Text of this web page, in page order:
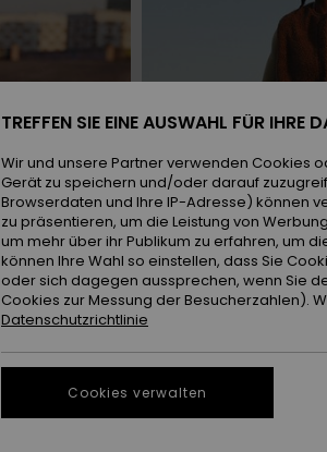
TREFFEN SIE EINE AUSWAHL FÜR IHRE
Wir und unsere Partner verwenden Cookies
Gerät zu speichern und/oder darauf
Browserdaten und Ihre IP-Adresse) können
zu präsentieren, um die Leistung von
um mehr über ihr Publikum zu erfahren, um
können Ihre Wahl so einstellen, dass Sie
oder sich dagegen aussprechen, wenn Sie
Cookies zur Messung der Besucherzahlen).
Datenschutzrichtlinie
Cookies verwalten